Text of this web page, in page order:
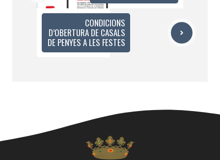
CONDICIONS
D’OBERTURA DE CASALS
DE PENYES A LES FESTES